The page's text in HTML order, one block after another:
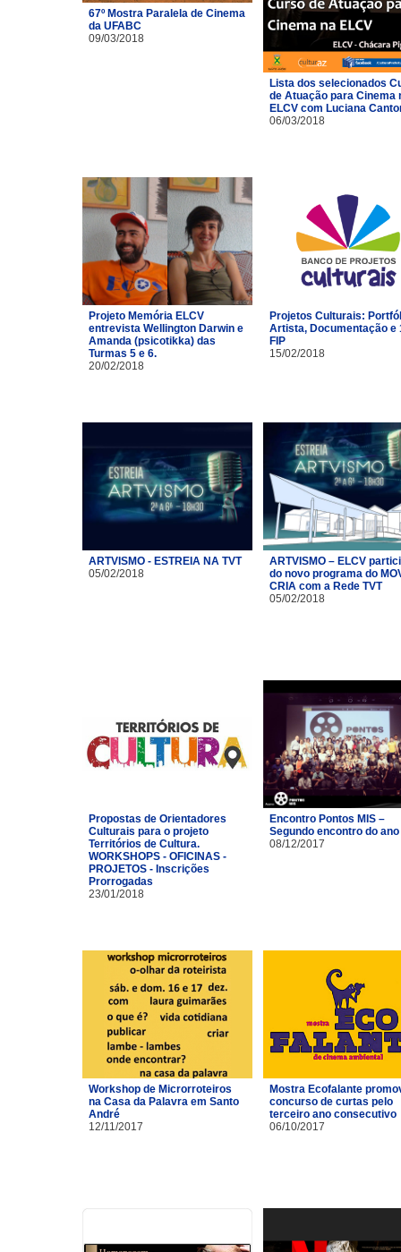
67º Mostra Paralela de Cinema
da UFABC
09/03/2018
Lista dos selecionados
de Atuação para Cinema
ELCV com Luciana
06/03/2018
Projeto Memória ELCV
entrevista Wellington Darwin e
Amanda (psicotikka) das
Turmas 5 e 6.
20/02/2018
Projetos Culturais:
Artista, Documentação e
FIP
15/02/2018
ARTVISMO - ESTREIA NA TVT
05/02/2018
ARTVISMO – ELCV
do novo programa do
CRIA com a Rede TVT
05/02/2018
Propostas de Orientadores
Culturais para o projeto
Territórios de Cultura.
WORKSHOPS - OFICINAS -
PROJETOS - Inscrições
Prorrogadas
23/01/2018
Encontro Pontos MIS –
Segundo encontro do ano
08/12/2017
Workshop de Microrroteiros
na Casa da Palavra em Santo
André
12/11/2017
Mostra Ecofalante
concurso de curtas pelo
terceiro ano consecutivo
06/10/2017